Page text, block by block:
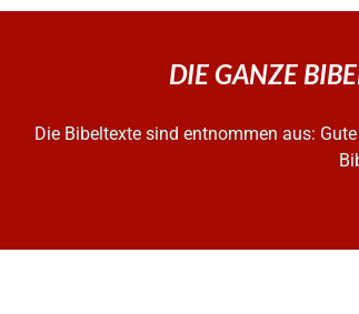
DIE GANZE
Die Bibeltexte sind entnommen aus: